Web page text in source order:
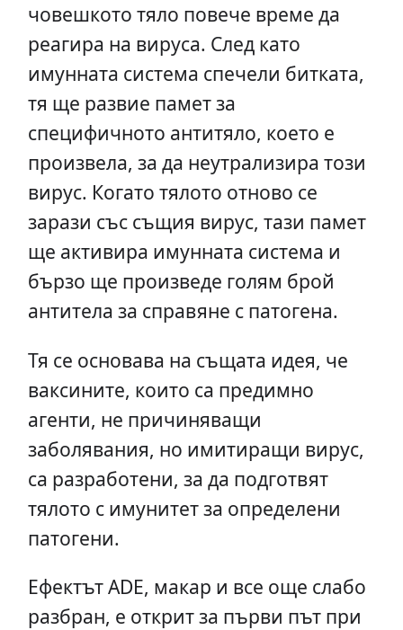
човешкото тяло повече време да
реагира на вируса. След като
имунната система спечели битката,
тя ще развие памет за
специфичното антитяло, което е
произвела, за да неутрализира този
вирус. Когато тялото отново се
зарази със същия вирус, тази памет
ще активира имунната система и
бързо ще произведе голям брой
антитела за справяне с патогена.
Тя се основава на същата идея, че
ваксините, които са предимно
агенти, не причиняващи
заболявания, но имитиращи вирус,
са разработени, за да подготвят
тялото с имунитет за определени
патогени.
Ефектът ADE, макар и все още слабо
разбран, е открит за първи път при